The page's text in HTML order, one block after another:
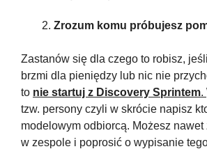
Zrozum komu próbujesz
Zastanów się dla czego to robisz,
brzmi dla pieniędzy lub nic nie
to nie startuj z Discovery Sprintem.
tzw. persony czyli w skrócie napisz
modelowym odbiorcą. Możesz
w zespole i poprosić o wypisanie